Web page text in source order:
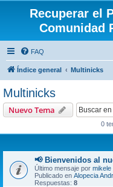
Recuperar el
Comunidad
FAQ
Índice general Multinicks
Multinicks
Nuevo Tema
0
📢 Bienvenidos al
Último mensaje por mikele
Publicado en Alopecia
Respuestas: 8